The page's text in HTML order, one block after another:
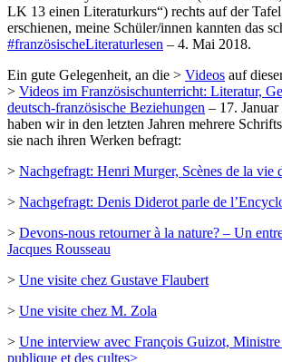
LK 13 einen Literaturkurs“) rechts auf der
erschienen, meine Schüler/innen kannten das
#französischeLiteraturlesen – 4. Mai 2018.
Ein gute Gelegenheit, an die > Videos auf
> Videos im Französischunterricht: Literatur,
deutsch-französische Beziehungen – 17.
haben wir in den letzten Jahren mehrere
sie nach ihren Werken befragt:
> Nachgefragt: Henri Murger, Scènes de la vie
> Nachgefragt: Denis Diderot parle de
> Devons-nous retourner à la nature? – Un
Jacques Rousseau
> Une visite chez Gustave Flaubert
> Une visite chez M. Zola
> Une interview avec François Guizot, Ministre
publique et des cultes>